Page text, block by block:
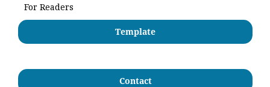
For Readers
Template
Contact